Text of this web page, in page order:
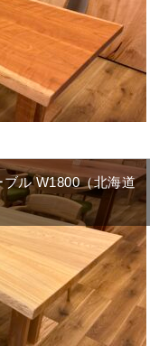
ル W1800（北海道